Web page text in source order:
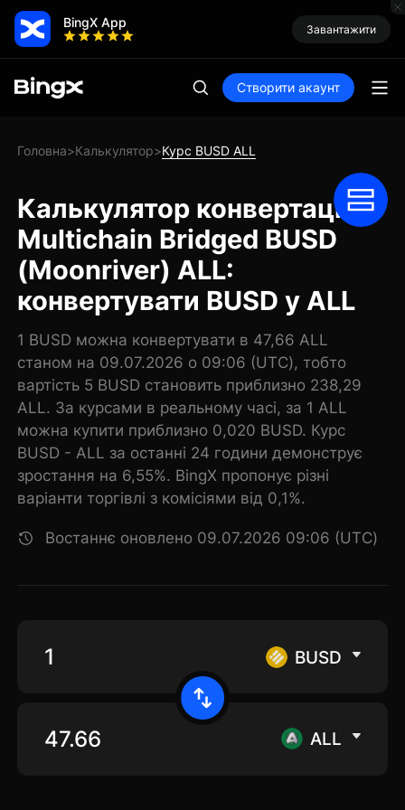
BingX App Завантажити
Створити акаунт
Головна>Калькулятор>Курс BUSD ALL
Калькулятор конвертації
Multichain Bridged BUSD
(Moonriver) ALL:
конвертувати BUSD у ALL
1 BUSD можна конвертувати в 47,66 ALL
станом на 09.07.2026 о 09:06 (UTC), тобто
вартість 5 BUSD становить приблизно 238,29
ALL. За курсами в реальному часі, за 1 ALL
можна купити приблизно 0,020 BUSD. Курс
BUSD - ALL за останні 24 години демонструє
зростання на 6,55%. BingX пропонує різні
варіанти торгівлі з комісіями від 0,1%.
Востаннє оновлено 09.07.2026 09:06 (UTC)
BUSD
ALL